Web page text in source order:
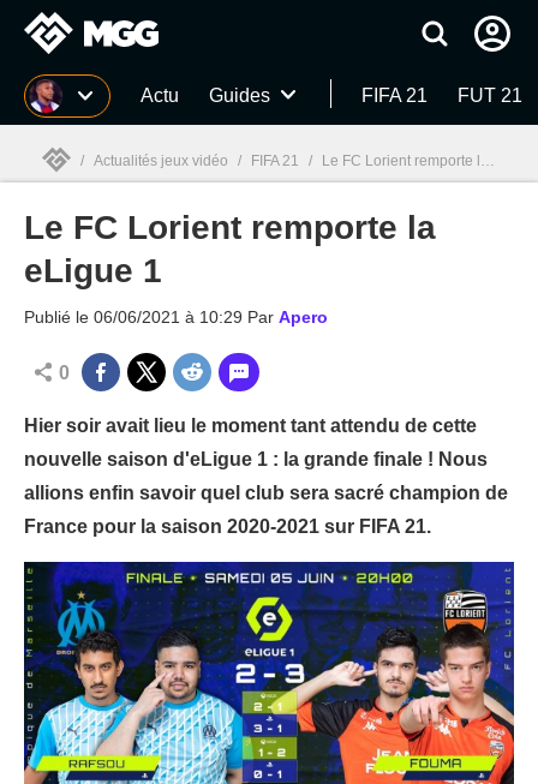
MGG Actu Guides FIFA 21 FUT 21
MGG
/ Actualités jeux vidéo / FIFA 21 / Le FC Lorient remporte la eLigue 1
Le FC Lorient remporte la
eLigue 1
Publié le 06/06/2021 à 10:29 Par Apero
0
Hier soir avait lieu le moment tant attendu de cette
nouvelle saison d'eLigue 1 : la grande finale ! Nous
allions enfin savoir quel club sera sacré champion de
France pour la saison 2020-2021 sur FIFA 21.